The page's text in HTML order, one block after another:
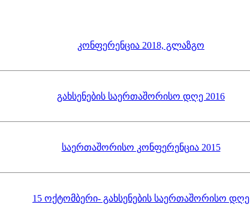
კონფერენცია 2018, გლაზგო
გახსენების საერთაშორისო დღე 2016
საერთაშორისო კონფერენცია 2015
15 ოქტომბერი- გახსენების საერთაშორისო დღე